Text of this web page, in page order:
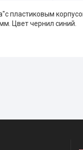
пластиковым
Цвет чернил синий.